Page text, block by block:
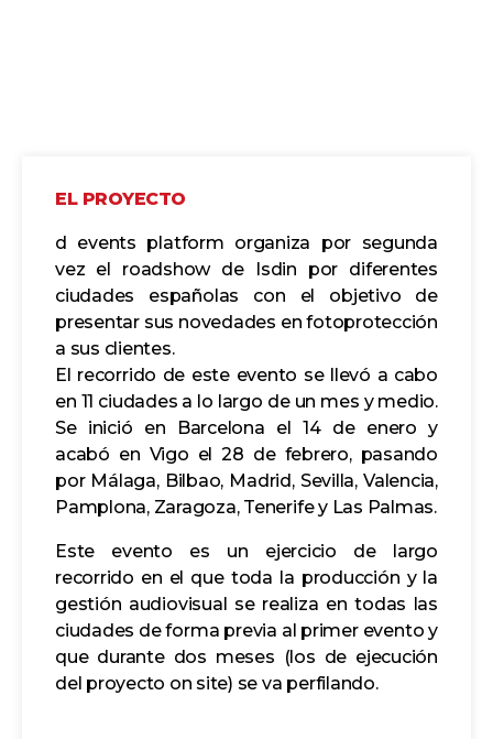
EL PROYECTO
d events platform organiza por segunda
vez el roadshow de Isdin por diferentes
ciudades españolas con el objetivo de
presentar sus novedades en fotoprotección
a sus clientes.
El recorrido de este evento se llevó a cabo
en 11 ciudades a lo largo de un mes y medio.
Se inició en Barcelona el 14 de enero y
acabó en Vigo el 28 de febrero, pasando
por Málaga, Bilbao, Madrid, Sevilla, Valencia,
Pamplona, Zaragoza, Tenerife y Las Palmas.
Este evento es un ejercicio de largo
recorrido en el que toda la producción y la
gestión audiovisual se realiza en todas las
ciudades de forma previa al primer evento y
que durante dos meses (los de ejecución
del proyecto on site) se va perfilando.